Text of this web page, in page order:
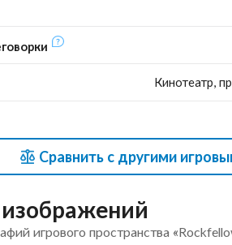
Кинотеатр,
Сравнить с другими
игрового пространства